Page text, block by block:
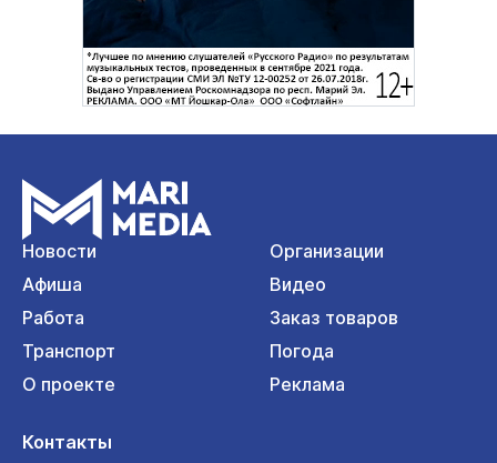
Новости
Организации
Афиша
Видео
Работа
Заказ товаров
Транспорт
Погода
О проекте
Реклама
Контакты